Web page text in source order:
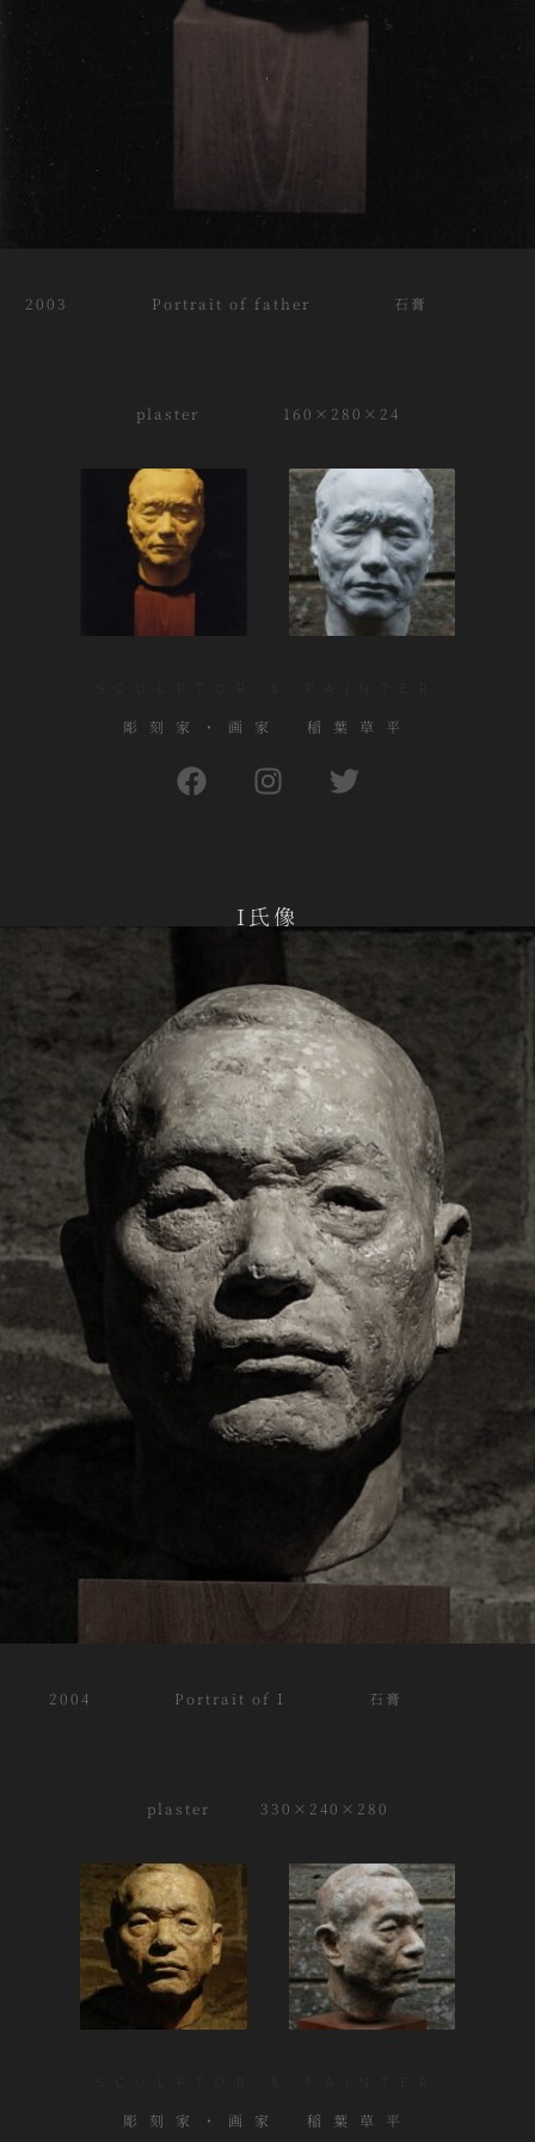
2003 Portrait of father 石膏
plaster 160×280×24
彫刻家・画家 稲葉草平
I氏像
2004 Portrait of I 石膏
plaster 330×240×280
彫刻家・画家 稲葉草平